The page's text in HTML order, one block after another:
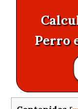
Perro